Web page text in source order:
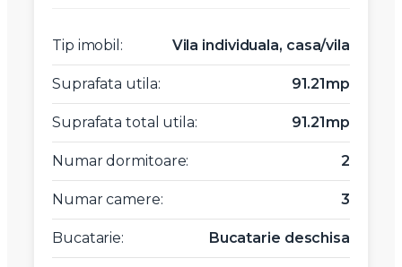
Tip imobil: Vila individuala, casa/vila
Suprafata utila: 91.21mp
Suprafata total utila: 91.21mp
Numar dormitoare: 2
Numar camere: 3
Bucatarie: Bucatarie deschisa